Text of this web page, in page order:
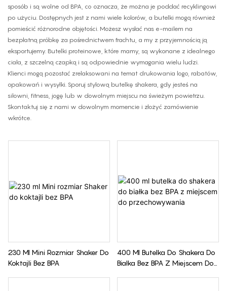
sposób i są wolne od BPA, co oznacza, że ​​można je poddać recyklingowi
po użyciu. Dostępnych jest z nami wiele kolorów, a butelki mogą również
pomieścić różnorodne objętości. Możesz wysłać nas e-mailem na
bezpłatną próbkę za pośrednictwem frachtu, a my z przyjemnością ją
eksportujemy. Butelki proteinowe, które mamy, są wykonane z idealnego
ciała, z szczelną czapką i są odpowiednie wymagania wielu ludzi.
Klienci mogą pozostać zrelaksowani na temat drukowania logo, rabatów,
opakowań i wysyłki. Sporuj stylową butelkę shakera, gdy jesteś na
siłowni, fitness, jogę lub w dowolnym miejscu na świeżym powietrzu.
Skontaktuj się z nami w dowolnym momencie i złożyć zamówienie
wkrótce.
230 Ml Mini Rozmiar Shaker Do
Koktajli Bez BPA
400 Ml Butelka Do Shakera Do
Białka Bez BPA Z Miejscem Do